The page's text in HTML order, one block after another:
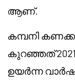
ആണ്.
കമ്പനി
കുറഞ്ഞത്
ഉയർന്ന